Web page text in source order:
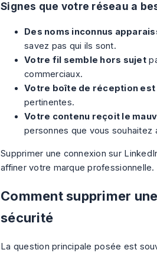
Signes que votre réseau a
Des noms inconnus
savez pas qui ils sont.
Votre fil semble hors sujet
commerciaux.
Votre boîte de réception
pertinentes.
Votre contenu reçoit le
personnes que vous souhaitez
Supprimer une connexion sur
affiner votre marque professionnelle.
Comment supprimer
sécurité
La question principale posée est